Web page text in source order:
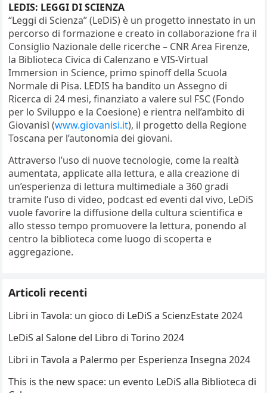
LEDIS: LEGGI DI SCIENZA
“Leggi di Scienza” (LeDiS) è un progetto innestato in un
percorso di formazione e creato in collaborazione fra il
Consiglio Nazionale delle ricerche – CNR Area Firenze,
la Biblioteca Civica di Calenzano e VIS-Virtual
Immersion in Science, primo spinoff della Scuola
Normale di Pisa. LEDIS ha bandito un Assegno di
Ricerca di 24 mesi, finanziato a valere sul FSC (Fondo
per lo Sviluppo e la Coesione) e rientra nell’ambito di
Giovanisì (www.giovanisi.it), il progetto della Regione
Toscana per l’autonomia dei giovani.
Attraverso l’uso di nuove tecnologie, come la realtà
aumentata, applicate alla lettura, e alla creazione di
un’esperienza di lettura multimediale a 360 gradi
tramite l’uso di video, podcast ed eventi dal vivo, LeDiS
vuole favorire la diffusione della cultura scientifica e
allo stesso tempo promuovere la lettura, ponendo al
centro la biblioteca come luogo di scoperta e
aggregazione.
Articoli recenti
Libri in Tavola: un gioco di LeDiS a ScienzEstate 2024
LeDiS al Salone del Libro di Torino 2024
Libri in Tavola a Palermo per Esperienza Insegna 2024
This is the new space: un evento LeDiS alla Biblioteca di